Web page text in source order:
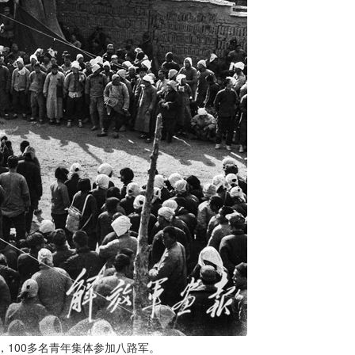
多名青年集体参加八路军。